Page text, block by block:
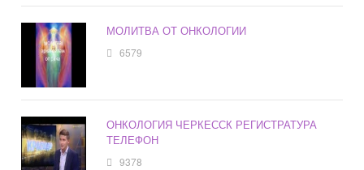
МОЛИТВА ОТ ОНКОЛОГИИ
6579
ОНКОЛОГИЯ ЧЕРКЕССК РЕГИСТРАТУРА
ТЕЛЕФОН
9378